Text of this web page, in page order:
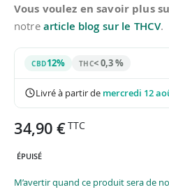
Vous voulez en savoir plus
notre article blog sur le THCV.
CBD12% THC< 0,3 %
Livré à partir de mercredi 12
34,90 €
ÉPUISÉ
M’avertir quand ce produit sera de